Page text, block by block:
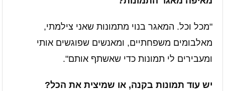
"מכל וכל. המאגר בנוי מתמונות שאני צילמתי,
מאלבומים משפחתיים, ומאנשים שפוגשים אותי
ומעבירים לי תמונות כדי שאשתף אותם".
יש עוד תמונות בקנה, או שמיצית את הכל?